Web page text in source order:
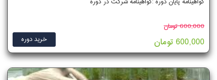
600,000 تومان
خرید دوره
600,000 تومان